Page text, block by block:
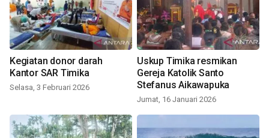
Kegiatan donor darah
Kantor SAR Timika
Selasa, 3 Februari 2026
Uskup Timika resmikan
Gereja Katolik Santo
Stefanus Aikawapuka
Jumat, 16 Januari 2026